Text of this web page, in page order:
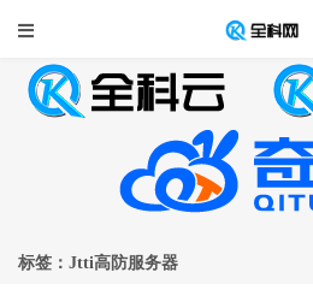
标签：Jtti高防服务器